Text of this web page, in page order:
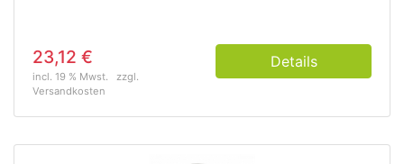
23,12 €
incl. 19 % Mwst. zzgl.
Versandkosten
Details